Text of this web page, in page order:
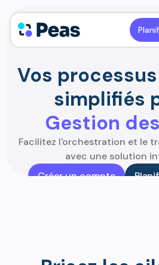
Vos
simplifiés
Gestion des
Facilitez l'orchestration et le
avec une solution
Créer un compte